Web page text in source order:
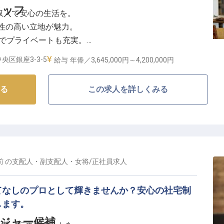
フ
で安心の生活を。
高い立地が魅力。
ライベートも充実。
、成長できる環境。
様に特別な時間をお届けすることを大切にしていま
とりの心に寄り添い、記憶に残るおもてなしを追求
くキャリアパス
働ける環境を整えています。年間休日117日に加
度など、充実した福利厚生で日々の生活をサポー
あなたの頑張りを正当に評価します。スタッフ教育
央区銀座3-3-5 給与 年俸／3,645,000円～4,200,000円
この求人を詳しくみる
の支配人・副支配人・女将/正社員求人
しのプロとして輝きませんか？安心の社宅制
す。